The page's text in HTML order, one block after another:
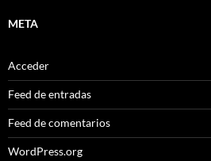
META
Acceder
Feed de entradas
Feed de comentarios
WordPress.org